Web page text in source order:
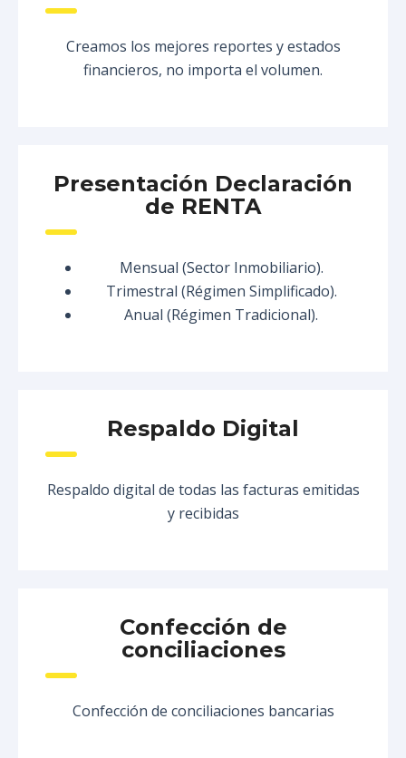
Creamos los mejores reportes y estados
financieros, no importa el volumen.
Presentación Declaración
de RENTA
Mensual (Sector Inmobiliario).
Trimestral (Régimen Simplificado).
Anual (Régimen Tradicional).
Respaldo Digital
Respaldo digital de todas las facturas emitidas
y recibidas
Confección de
conciliaciones
Confección de conciliaciones bancarias